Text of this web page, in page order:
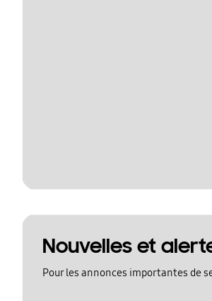
Nouvelles et
Pour les annonces importantes de